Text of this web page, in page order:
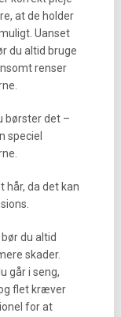
at de holder
Uanset
du altid bruge
renser
børster det –
speciel
hår, da det kan
du altid
skader.
går i seng,
flet kræver
for at